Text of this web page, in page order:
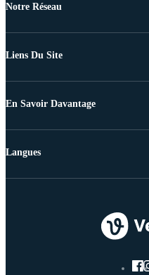
Notre Réseau
Liens Du Site
En Savoir Davantage
Langues